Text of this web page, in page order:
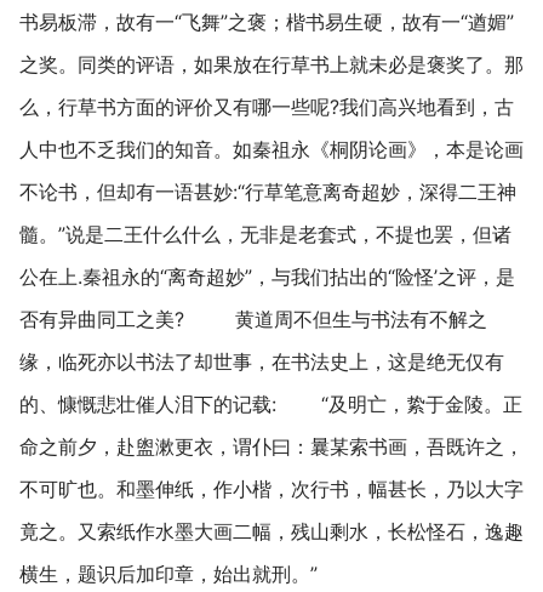
书易板滞，故有一“飞舞”之褒；楷书易生硬，故有一“遒媚”
之奖。同类的评语，如果放在行草书上就未必是褒奖了。那
么，行草书方面的评价又有哪一些呢?我们高兴地看到，古
人中也不乏我们的知音。如秦祖永《桐阴论画》，本是论画
不论书，但却有一语甚妙:“行草笔意离奇超妙，深得二王神
髓。”说是二王什么什么，无非是老套式，不提也罢，但诸
公在上.秦祖永的“离奇超妙”，与我们拈出的“险怪’之评，是
否有异曲同工之美? 黄道周不但生与书法有不解之
缘，临死亦以书法了却世事，在书法史上，这是绝无仅有
的、慷慨悲壮催人泪下的记载: “及明亡，絷于金陵。正
命之前夕，赴盥漱更衣，谓仆曰：曩某索书画，吾既许之，
不可旷也。和墨伸纸，作小楷，次行书，幅甚长，乃以大字
竟之。又索纸作水墨大画二幅，残山剩水，长松怪石，逸趣
横生，题识后加印章，始出就刑。”